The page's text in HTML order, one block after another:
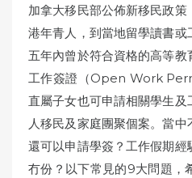
b
o
o
k
s
A
p
p
g
r
a
m
加拿大移民部公佈新移民政
港年青人，到當地留學讀書
五年內曾於符合資格的高等
工作簽證（Open Work
直屬子女也可申請相關學生
人移民及家庭團聚個案。當
還可以申請學簽？工作假期
冇份？以下常見的9大問題，